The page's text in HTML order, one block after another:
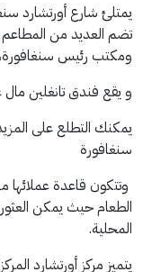
يمتلئ شارع أورتشارد
تضم العديد من المطاعم
ومكتب رئيس سنغافورة،
و يقع فندق تانغلين
يمكنك التطلع على
سنغافورة
وتتكون قاعدة عملائها
المحلية.
يتميز مركز أورتشارد